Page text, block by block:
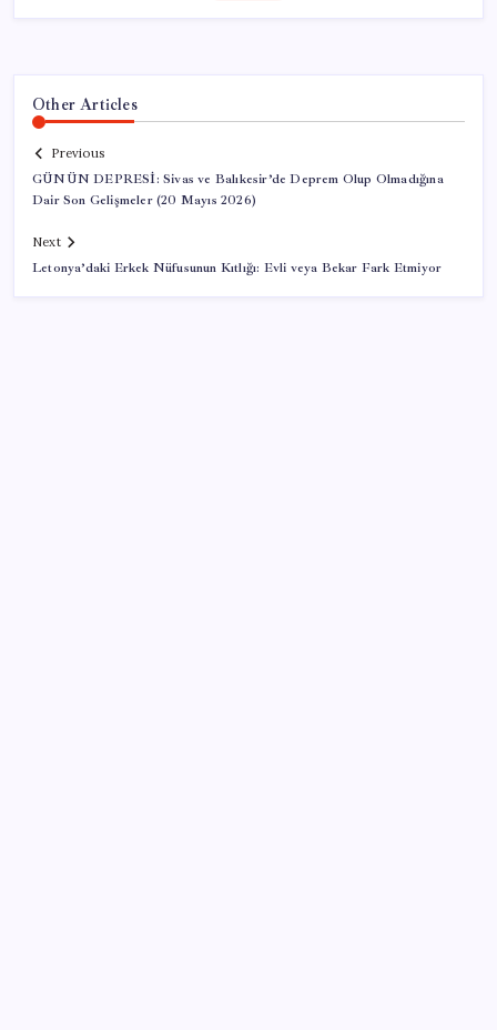
Other Articles
Previous
GÜNÜN DEPRESİ: Sivas ve Balıkesir’de Deprem Olup Olmadığına
Dair Son Gelişmeler (20 Mayıs 2026)
Next
Letonya’daki Erkek Nüfusunun Kıtlığı: Evli veya Bekar Fark Etmiyor